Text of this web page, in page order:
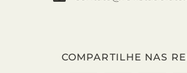
COMPARTILHE NAS